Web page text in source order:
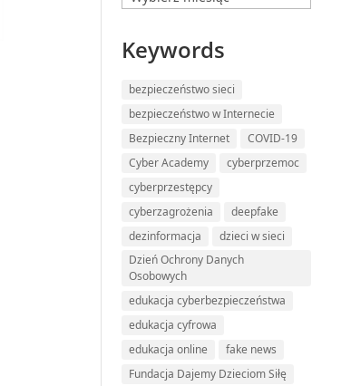
Keywords
bezpieczeństwo sieci
bezpieczeństwo w Internecie
Bezpieczny Internet
COVID-19
Cyber Academy
cyberprzemoc
cyberprzestępcy
cyberzagrożenia
deepfake
dezinformacja
dzieci w sieci
Dzień Ochrony Danych
Osobowych
edukacja cyberbezpieczeństwa
edukacja cyfrowa
edukacja online
fake news
Fundacja Dajemy Dzieciom Siłę